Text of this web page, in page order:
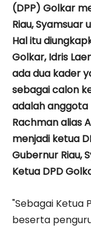
(DPP) Golkar
Riau, Syamsuar
Hal itu
Golkar, Idris
ada dua kader
sebagai calon
adalah anggota
Rachman alias
menjadi ketua
Gubernur Riau,
Ketua DPD
"Sebagai Ketua
beserta